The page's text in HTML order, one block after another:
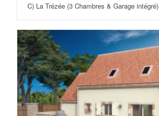
C) La Trézée (3 Chambres & Garage intégré)